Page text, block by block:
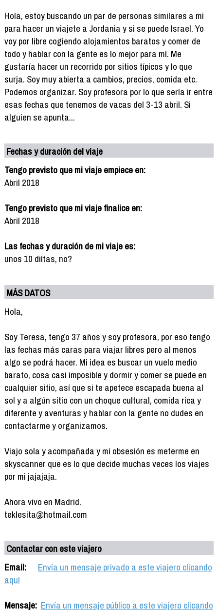
Hola, estoy buscando un par de personas similares a mi
para hacer un viajete a Jordania y si se puede Israel. Yo
voy por libre cogiendo alojamientos baratos y comer de
todo y hablar con la gente es lo mejor para mí. Me
gustaría hacer un recorrido por sitios típicos y lo que
surja. Soy muy abierta a cambios, precios, comida etc.
Podemos organizar. Soy profesora por lo que sería ir entre
esas fechas que tenemos de vacas del 3-13 abril. Si
alguien se apunta...
Fechas y duración del viaje
Tengo previsto que mi viaje empiece en:
Abril 2018
Tengo previsto que mi viaje finalice en:
Abril 2018
Las fechas y duración de mi viaje es:
unos 10 diítas, no?
MÁS DATOS
Hola,
Soy Teresa, tengo 37 años y soy profesora, por eso tengo
las fechas más caras para viajar libres pero al menos
algo se podrá hacer. Mi idea es buscar un vuelo medio
barato, cosa casi imposible y dormir y comer se puede en
cualquier sitio, así que si te apetece escapada buena al
sol y a algún sitio con un choque cultural, comida rica y
diferente y aventuras y hablar con la gente no dudes en
contactarme y organizamos.
Viajo sola y acompañada y mi obsesión es meterme en
skyscanner que es lo que decide muchas veces los viajes
por mi jajajaja.
Ahora vivo en Madrid.
teklesita@hotmail.com
Contactar con este viajero
Email:
Envía un mensaje privado a este viajero clicando
aquí
Mensaje: Envía un mensaje público a este viajero clicando